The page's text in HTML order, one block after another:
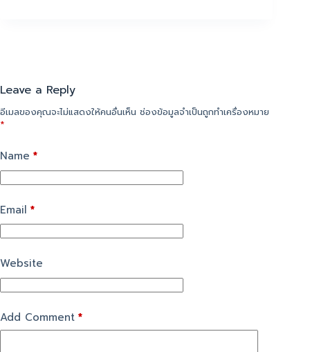
Leave a Reply
อีเมลของคุณจะไม่แสดงให้คนอื่นเห็น ช่องข้อมูลจำเป็นถูกทำเครื่องหมาย
*
Name *
Email *
Website
Add Comment *